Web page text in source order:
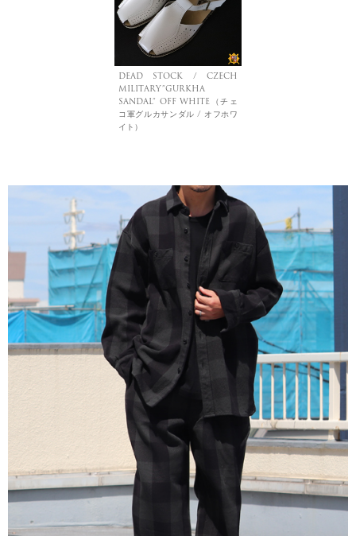
DEAD STOCK / CZECH
MILITARY”GURKHA
SANDAL” OFF WHITE（チェ
コ軍グルカサンダル / オフホワ
イト）